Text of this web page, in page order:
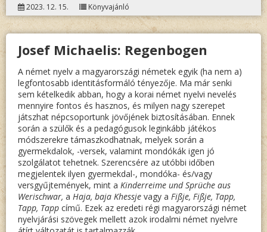
2023. 12. 15. Könyvajánló
Josef Michaelis: Regenbogen
A német nyelv a magyarországi németek egyik (ha nem a)
legfontosabb identitásformáló tényezője. Ma már senki
sem kételkedik abban, hogy a korai német nyelvi nevelés
mennyire fontos és hasznos, és milyen nagy szerepet
játszhat népcsoportunk jövőjének biztosításában. Ennek
során a szülők és a pedagógusok leginkább játékos
módszerekre támaszkodhatnak, melyek során a
gyermekdalok, -versek, valamint mondókák igen jó
szolgálatot tehetnek. Szerencsére az utóbbi időben
megjelentek ilyen gyermekdal-, mondóka- és/vagy
versgyűjtemények, mint a Kinderreime und Sprüche aus
Werischwar, a Haja, baja Khessje vagy a Fißje, Fißje, Tapp,
Tapp, Tapp című. Ezek az eredeti régi magyarországi német
nyelvjárási szövegek mellett azok irodalmi német nyelvre